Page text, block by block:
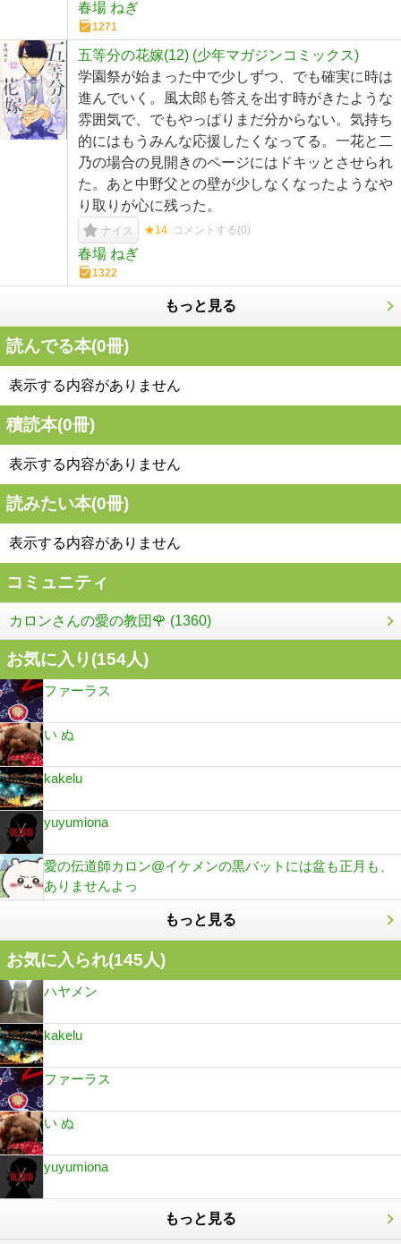
春場 ねぎ
1271
五等分の花嫁(12) (少年マガジンコミックス)
学園祭が始まった中で少しずつ、でも確実に時は
進んでいく。風太郎も答えを出す時がきたような
雰囲気で、でもやっぱりまだ分からない。気持ち
的にはもうみんな応援したくなってる。一花と二
乃の場合の見開きのページにはドキッとさせられ
た。あと中野父との壁が少しなくなったようなや
り取りが心に残った。
ナイス ★14 コメントする(0)
春場 ねぎ
1322
もっと見る
読んでる本(0冊)
表示する内容がありません
積読本(0冊)
表示する内容がありません
読みたい本(0冊)
表示する内容がありません
コミュニティ
カロンさんの愛の教団🌹 (1360)
お気に入り(154人)
ファーラス
い ぬ
kakelu
yuyumiona
愛の伝道師カロン@イケメンの黒バットには盆も正月も、
ありませんよっ
もっと見る
お気に入られ(145人)
ハヤメン
kakelu
ファーラス
い ぬ
yuyumiona
もっと見る